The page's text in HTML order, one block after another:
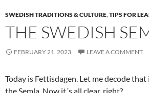
SWEDISH TRADITIONS & CULTURE,TIPS FOR
THE SWEDISH
FEBRUARY 21, 2023 LEAVE A COMMENT
Today is Fettisdagen. Let me decode
the Semla. Now it´s all clear, right?